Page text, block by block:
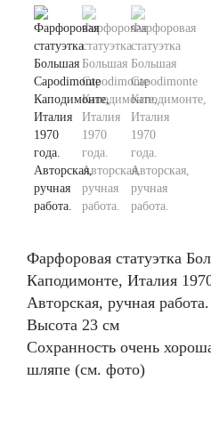
Фарфоровая статуэтка
Каподимонте, Италия
Авторская, ручная работа.
Высота 23 см
Сохранность очень
шляпе (см. фото)